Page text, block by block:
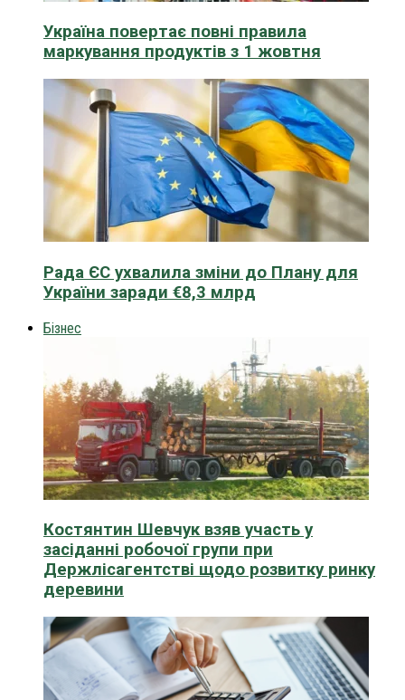
Україна повертає повні правила
маркування продуктів з 1 жовтня
Рада ЄС ухвалила зміни до Плану для
України заради €8,3 млрд
Бізнес
Костянтин Шевчук взяв участь у
засіданні робочої групи при
Держлісагентстві щодо розвитку ринку
деревини